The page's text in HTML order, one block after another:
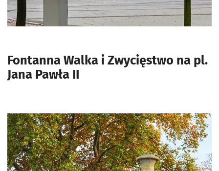
Fontanna Walka i Zwycięstwo na pl.
Jana Pawła II